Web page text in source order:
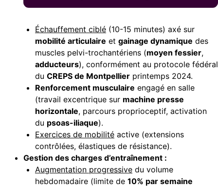
Échauffement ciblé (10-15 minutes) axé sur
mobilité articulaire et gainage dynamique des
muscles pelvi-trochantériens (moyen fessier,
adducteurs), conformément au protocole fédéral
du CREPS de Montpellier printemps 2024.
Renforcement musculaire engagé en salle
(travail excentrique sur machine presse
horizontale, parcours proprioceptif, activation
du psoas-iliaque).
Exercices de mobilité active (extensions
contrôlées, élastiques de résistance).
Gestion des charges d’entraînement :
Augmentation progressive du volume
hebdomadaire (limite de 10% par semaine